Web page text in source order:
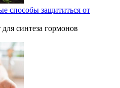
способы защититься от
синтеза гормонов